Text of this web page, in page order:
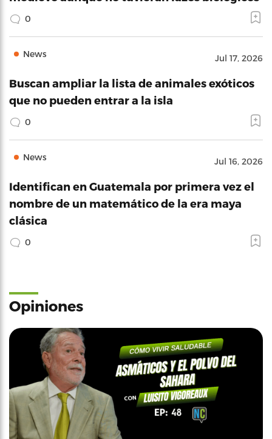
0
News Jul 17, 2026
Buscan ampliar la lista de animales exóticos
que no pueden entrar a la isla
0
News Jul 16, 2026
Identifican en Guatemala por primera vez el
nombre de un matemático de la era maya
clásica
0
Opiniones